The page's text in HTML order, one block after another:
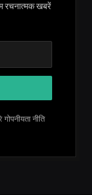
रचनात्मक खबरें
गोपनीयता नीति